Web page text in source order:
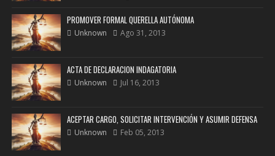
PROMOVER FORMAL QUERELLA AUTÓNOMA
Unknown Ago 31, 2013
ACTA DE DECLARACION INDAGATORIA
Unknown Jul 16, 2013
ACEPTAR CARGO, SOLICITAR INTERVENCIÓN Y ASUMIR DEFENSA
Unknown Feb 05, 2013